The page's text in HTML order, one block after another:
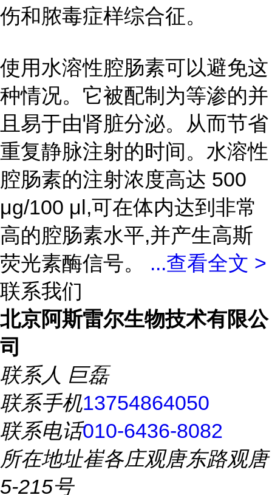
伤和脓毒症样综合征。
使用水溶性腔肠素可以避免这
种情况。它被配制为等渗的并
且易于由肾脏分泌。从而节省
重复静脉注射的时间。水溶性
腔肠素的注射浓度高达 500
μg/100 μl,可在体内达到非常
高的腔肠素水平,并产生高斯
荧光素酶信号。 ...查看全文 >
联系我们
北京阿斯雷尔生物技术有限公
司
联系人 巨磊
联系手机13754864050
联系电话010-6436-8082
所在地址崔各庄观唐东路观唐
5-215号